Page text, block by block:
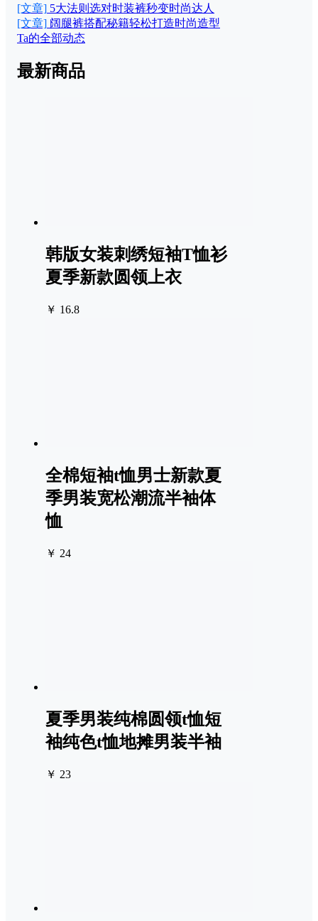
[文章] 5大法则选对时装裤秒变时尚达人
[文章] 阔腿裤搭配秘籍轻松打造时尚造型
Ta的全部动态
最新商品
韩版女装刺绣短袖T恤衫
夏季新款圆领上衣
￥ 16.8
全棉短袖t恤男士新款夏
季男装宽松潮流半袖体
恤
￥ 24
夏季男装纯棉圆领t恤短
袖纯色t恤地摊男装半袖
￥ 23